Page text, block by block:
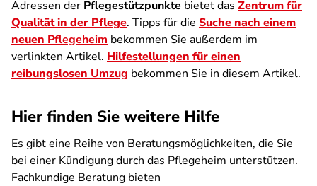
Adressen der Pflegestützpunkte bietet das Zentrum für
Qualität in der Pflege. Tipps für die Suche nach einem
neuen Pflegeheim bekommen Sie außerdem im
verlinkten Artikel. Hilfestellungen für einen
reibungslosen Umzug bekommen Sie in diesem Artikel.
Hier finden Sie weitere Hilfe
Es gibt eine Reihe von Beratungsmöglichkeiten, die Sie
bei einer Kündigung durch das Pflegeheim unterstützen.
Fachkundige Beratung bieten